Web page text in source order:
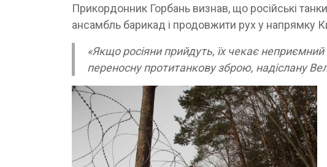
Прикордонник Горбань визнав, що російські
ансамбль барикад і продовжити рух у напрямку
«Якщо росіяни прийдуть, їх чекає
переносну протитанкову зброю, надіслану